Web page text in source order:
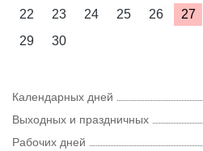
22
23 24 25 26 27
29
30
Календарных дней
Выходных и праздничных
Рабочих дней